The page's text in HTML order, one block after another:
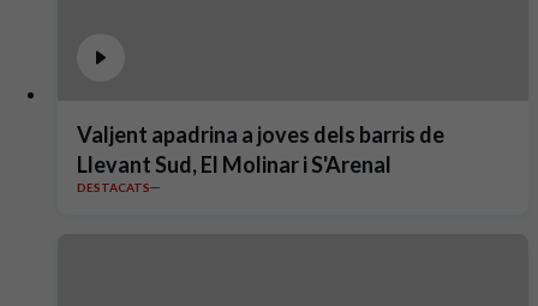
Valjent apadrina a joves dels barris de
Llevant Sud, El Molinar i S'Arenal
DESTACATS